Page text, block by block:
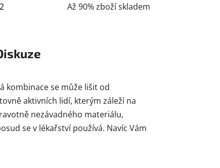
Až 90% zboží skladem
kombinace se může lišit od
aktivních lidí, kterým záleží na
nezávadného materiálu,
se v lékařství používá. Navíc Vám